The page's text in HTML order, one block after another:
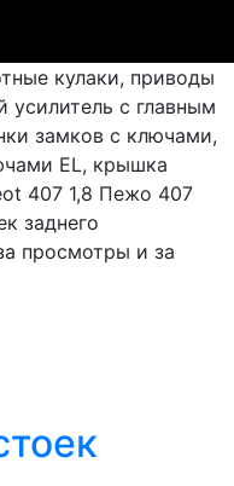
кулаки, приводы
с главным
замков с ключами,
EL, крышка
407 1,8 Пежо 407
заднего
просмотры и за